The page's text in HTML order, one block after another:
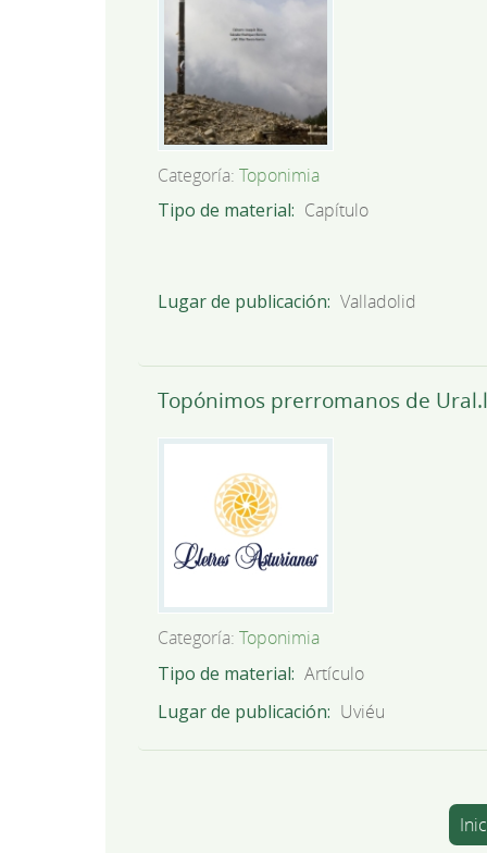
Categoría: Toponimia
Tipo de material
Capítulo
Lugar de publicación Valladolid
Topónimos prerromanos de
Categoría: Toponimia
Tipo de material Artículo
Lugar de publicación
Uviéu